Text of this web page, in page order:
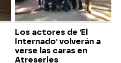
Los actores de 'El
Internado' volverán a
verse las caras en
Atreseries